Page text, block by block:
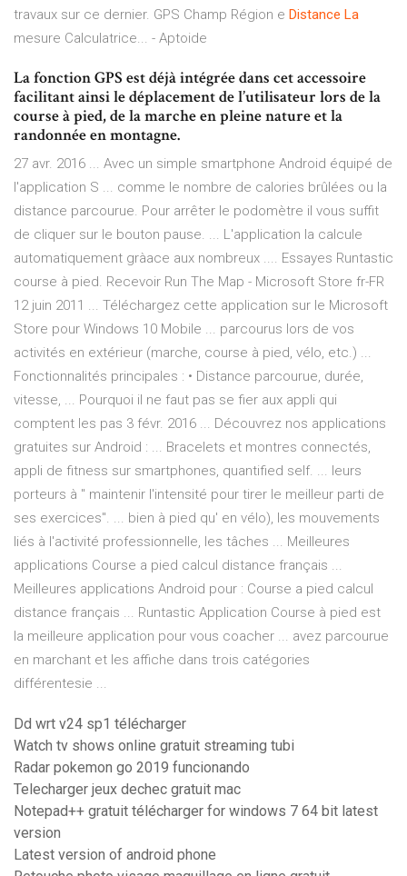
travaux sur ce dernier. GPS Champ Région e Distance La
mesure Calculatrice... - Aptoide
La fonction GPS est déjà intégrée dans cet accessoire
facilitant ainsi le déplacement de l’utilisateur lors de la
course à pied, de la marche en pleine nature et la
randonnée en montagne.
27 avr. 2016 ... Avec un simple smartphone Android équipé de
l'application S ... comme le nombre de calories brûlées ou la
distance parcourue. Pour arrêter le podomètre il vous suffit
de cliquer sur le bouton pause. ... L'application la calcule
automatiquement gràace aux nombreux .... Essayes Runtastic
course à pied. Recevoir Run The Map - Microsoft Store fr-FR
12 juin 2011 ... Téléchargez cette application sur le Microsoft
Store pour Windows 10 Mobile ... parcourus lors de vos
activités en extérieur (marche, course à pied, vélo, etc.) ...
Fonctionnalités principales : • Distance parcourue, durée,
vitesse, ... Pourquoi il ne faut pas se fier aux appli qui
comptent les pas 3 févr. 2016 ... Découvrez nos applications
gratuites sur Android : ... Bracelets et montres connectés,
appli de fitness sur smartphones, quantified self. ... leurs
porteurs à " maintenir l'intensité pour tirer le meilleur parti de
ses exercices". ... bien à pied qu' en vélo), les mouvements
liés à l'activité professionnelle, les tâches ... Meilleures
applications Course a pied calcul distance français ...
Meilleures applications Android pour : Course a pied calcul
distance français ... Runtastic Application Course à pied est
la meilleure application pour vous coacher ... avez parcourue
en marchant et les affiche dans trois catégories
différentesie ...
Dd wrt v24 sp1 télécharger
Watch tv shows online gratuit streaming tubi
Radar pokemon go 2019 funcionando
Telecharger jeux dechec gratuit mac
Notepad++ gratuit télécharger for windows 7 64 bit latest
version
Latest version of android phone